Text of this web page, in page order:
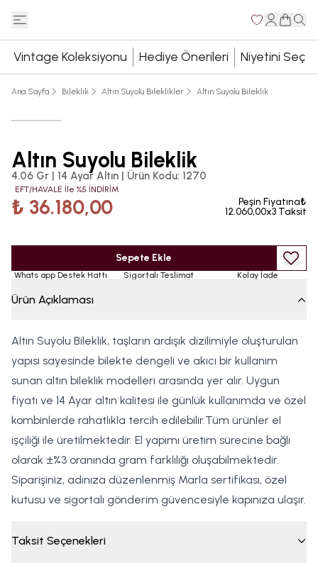
Vintage Koleksiyonu Hediye Önerileri Niyetini Seç
Ana Sayfa Bileklik Altın Suyolu Bileklikler Altın Suyolu Bileklik
Altın Suyolu Bileklik
4.06 Gr | 14 Ayar Altın | Ürün Kodu: 1270
EFT/HAVALE İle %5 İNDİRİM
₺ 36.180,00
Peşin Fiyatına₺
12.060,00x3 Taksit
Sepete Ekle
Whats app Destek Hattı Sigortalı Teslimat Kolay İade
Ürün Açıklaması
Altın Suyolu Bileklik, taşların ardışık dizilimiyle oluşturulan
yapısı sayesinde bilekte dengeli ve akıcı bir kullanım
sunan altın bileklik modelleri arasında yer alır. Uygun
fiyatı ve 14 Ayar altın kalitesi ile günlük kullanımda ve özel
kombinlerde rahatlıkla tercih edilebilir.Tüm ürünler el
işçiliği ile üretilmektedir. El yapımı üretim sürecine bağlı
olarak ±%3 oranında gram farklılığı oluşabilmektedir.
Siparişiniz, adınıza düzenlenmiş Marla sertifikası, özel
kutusu ve sigortalı gönderim güvencesiyle kapınıza ulaşır.
Taksit Seçenekleri